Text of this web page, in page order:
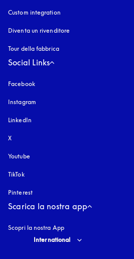
Custom integration
Diventa un rivenditore
Tour della fabbrica
Social Links
Facebook
Instagram
LinkedIn
X
Youtube
TikTok
Pinterest
Scarica la nostra app
Scopri la nostra App
Select country and language
International